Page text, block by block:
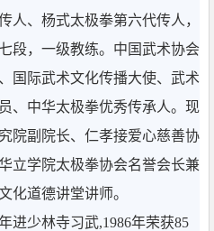
人、杨式太极拳第六代传人，
段，一级教练。中国武术协会
国际武术文化传播大使、武术
、中华太极拳优秀传承人。现
院副院长、仁孝接爱心慈善协
立学院太极拳协会名誉会长兼
化道德讲堂讲师。
进少林寺习武,1986年荣获85